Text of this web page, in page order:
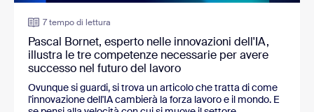
7 tempo di lettura
Pascal Bornet, esperto nelle innovazioni dell'IA,
illustra le tre competenze necessarie per avere
successo nel futuro del lavoro
Ovunque si guardi, si trova un articolo che tratta di come
l'innovazione dell'IA cambierà la forza lavoro e il mondo. E